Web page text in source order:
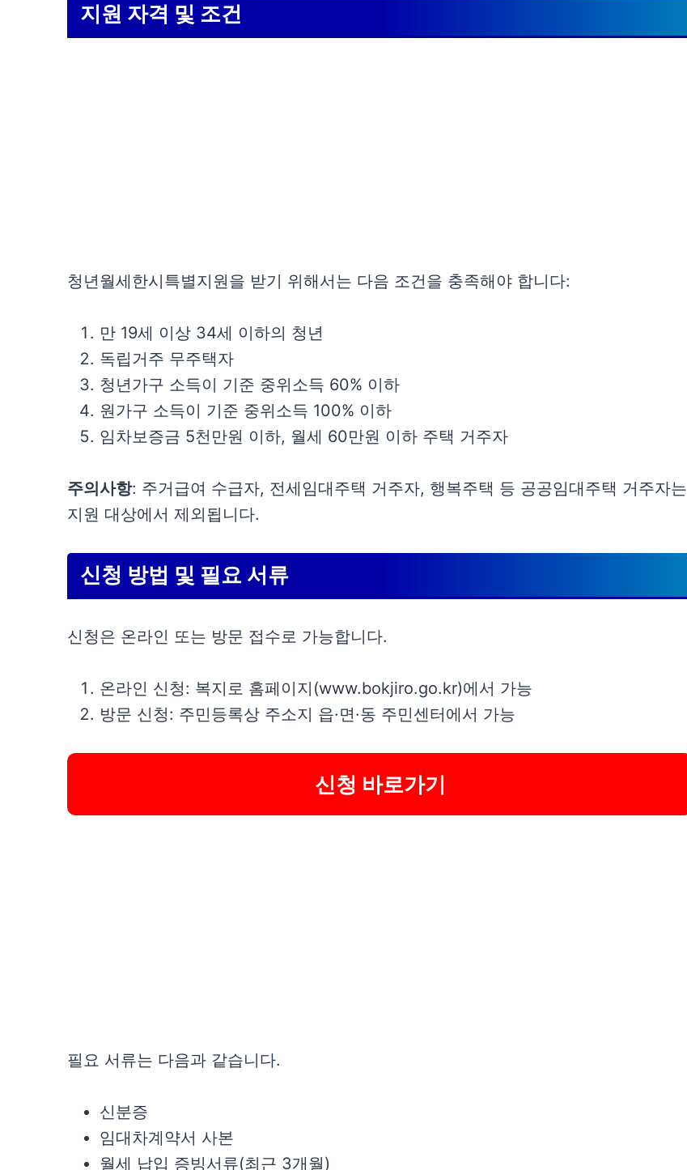
지원 자격 및 조건
청년월세한시특별지원을 받기 위해서는 다음 조건을 충족해야 합니다:
만 19세 이상 34세 이하의 청년
독립거주 무주택자
청년가구 소득이 기준 중위소득 60% 이하
원가구 소득이 기준 중위소득 100% 이하
임차보증금 5천만원 이하, 월세 60만원 이하 주택 거주자
주의사항: 주거급여 수급자, 전세임대주택 거주자, 행복주택 등 공공임대주택 거주자는
지원 대상에서 제외됩니다.
신청 방법 및 필요 서류
신청은 온라인 또는 방문 접수로 가능합니다.
온라인 신청: 복지로 홈페이지(www.bokjiro.go.kr)에서 가능
방문 신청: 주민등록상 주소지 읍·면·동 주민센터에서 가능
신청 바로가기
필요 서류는 다음과 같습니다.
신분증
임대차계약서 사본
월세 납입 증빙서류(최근 3개월)